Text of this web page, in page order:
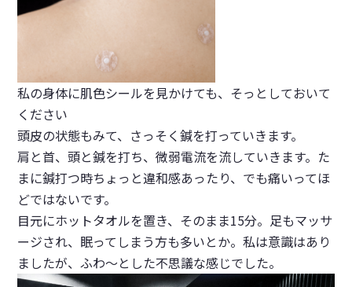
私の身体に肌色シールを見かけても、そっとしておいて
ください
頭皮の状態もみて、さっそく鍼を打っていきます。
肩と首、頭と鍼を打ち、微弱電流を流していきます。た
まに鍼打つ時ちょっと違和感あったり、でも痛いってほ
どではないです。
目元にホットタオルを置き、そのまま15分。足もマッサ
ージされ、眠ってしまう方も多いとか。私は意識はあり
ましたが、ふわ～とした不思議な感じでした。